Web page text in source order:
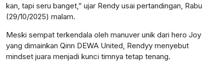
kan, tapi seru banget,” ujar Rendy usai pertandingan, Rabu
(29/10/2025) malam.
Meski sempat terkendala oleh manuver unik dari hero Joy
yang dimainkan Qinn DEWA United, Rendyy menyebut
mindset juara menjadi kunci timnya tetap tenang.